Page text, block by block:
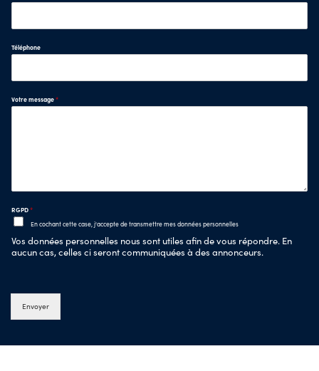
Téléphone
Votre message*
RGPD*
En cochant cette case, j'accepte de transmettre mes données personnelles
Vos données personnelles nous sont utiles afin de vous répondre. En
aucun cas, celles ci seront communiquées à des annonceurs.
Envoyer